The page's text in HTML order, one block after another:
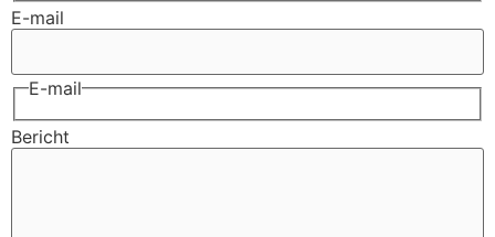
E-mail
E-mail
Bericht